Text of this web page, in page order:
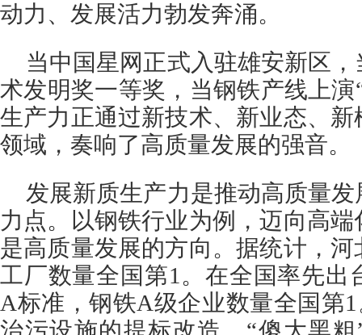
动力、发展活力勃发奔涌。
当中国星网正式入驻雄安新区
术发明奖一等奖，当钢铁产线上
生产力正通过新技术、新业态、
领域，奏响了高质量发展的强音。
发展新质生产力是推动高质量
力点。以钢铁行业为例，迈向高
是高质量发展的方向。据统计，
工厂数量全国第1。在全国率先出
A标准，钢铁A级企业数量全国第